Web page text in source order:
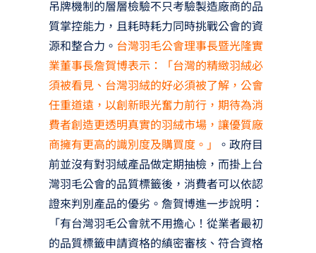
吊牌機制的層層檢驗不只考驗製造廠商的品
質掌控能力，且耗時耗力同時挑戰公會的資
源和整合力。 台灣羽毛公會理事長暨光隆實
業董事長詹賀博表示：「台灣的精緻羽絨必
須被看見、台灣羽絨的好必須被了解，公會
任重道遠，以創新眼光奮力前行，期待為消
費者創造更透明真實的羽絨市場，讓優質廠
商擁有更高的識別度及購買度。」
。政府目
前並沒有對羽絨產品做定期抽檢，而掛上台
灣羽毛公會的品質標籤後，消費者可以依認
證來判別產品的優劣。詹賀博進一步說明：
「有台灣羽毛公會就不用擔心！從業者最初
的品質標籤申請資格的縝密審核、符合資格